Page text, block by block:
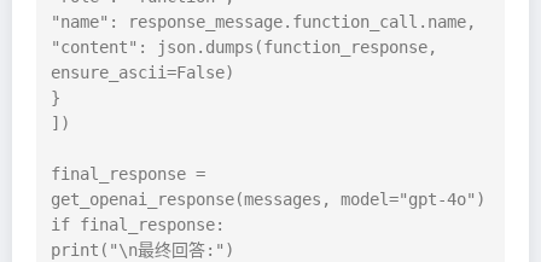
"name": response_message.function_call.name,
"content": json.dumps(function_response,
ensure_ascii=False)
}
])
final_response =
get_openai_response(messages, model="gpt-4o")
if final_response:
print("\n最终回答:")